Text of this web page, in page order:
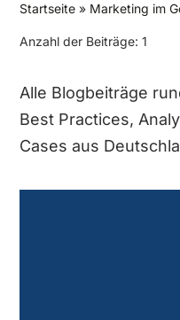
Startseite » Marketing im
Anzahl der Beiträge: 1
Alle Blogbeiträge
Best Practices,
Cases aus